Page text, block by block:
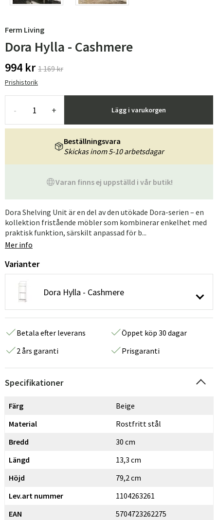
Ferm Living
Dora Hylla - Cashmere
994 kr 1 169 kr
Prishistorik
- + Lägg i varukorgen
Varan finns ej uppställd i vår butik!
Beställningsvara
Skickas inom 5-10 arbetsdagar
Dora Shelving Unit är en del av den utökade Dora-serien – en
kollektion fristående möbler som kombinerar enkelhet med
praktisk funktion, särskilt anpassad för b...
Mer info
Varianter
Dora Hylla - Cashmere
Betala efter leverans
Öppet köp 30 dagar
2 års garanti
Prisgaranti
Specifikationer
Färg
Beige
Material
Rostfritt stål
Bredd
30 cm
Längd
13,3 cm
Höjd
79,2 cm
Lev.art nummer
1104263261
EAN
5704723262275